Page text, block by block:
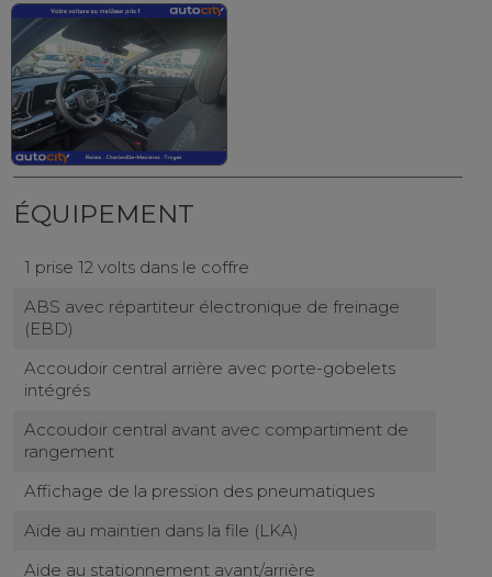
ÉQUIPEMENT
1 prise 12 volts dans le coffre
ABS avec répartiteur électronique de freinage
(EBD)
Accoudoir central arrière avec porte-gobelets
intégrés
Accoudoir central avant avec compartiment de
rangement
Affichage de la pression des pneumatiques
Aide au maintien dans la file (LKA)
Aide au stationnement avant/arrière